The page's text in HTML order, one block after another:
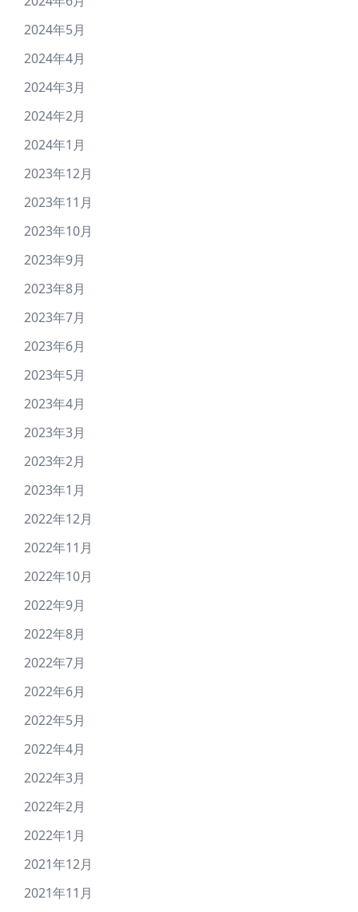
2024年5月
2024年4月
2024年3月
2024年2月
2024年1月
2023年12月
2023年11月
2023年10月
2023年9月
2023年8月
2023年7月
2023年6月
2023年5月
2023年4月
2023年3月
2023年2月
2023年1月
2022年12月
2022年11月
2022年10月
2022年9月
2022年8月
2022年7月
2022年6月
2022年5月
2022年4月
2022年3月
2022年2月
2022年1月
2021年12月
2021年11月